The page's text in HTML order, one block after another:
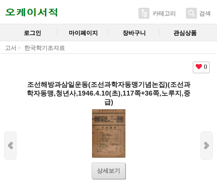
카테고리 검색
로그인 마이페이지 장바구니 관심상품
고서 한국학기초자료
0
조선해방과삼일운동(조선과학자동맹기념논집)(조선과
학자동맹,청년사,1946.4.10(초),117쪽+36쪽,노루지,중
급)
상세보기